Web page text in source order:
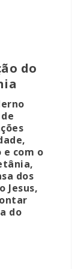
do
e com o
dos
Jesus,
do